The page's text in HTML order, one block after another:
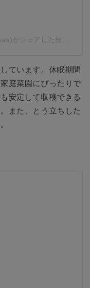
ています。休眠期間
庭菜園にぴったりで
安定して収穫できる
また、とう立ちした